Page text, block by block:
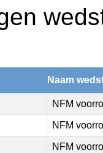
Naam
NFM
NFM
NFM